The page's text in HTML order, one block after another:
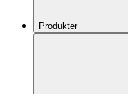
Produkter